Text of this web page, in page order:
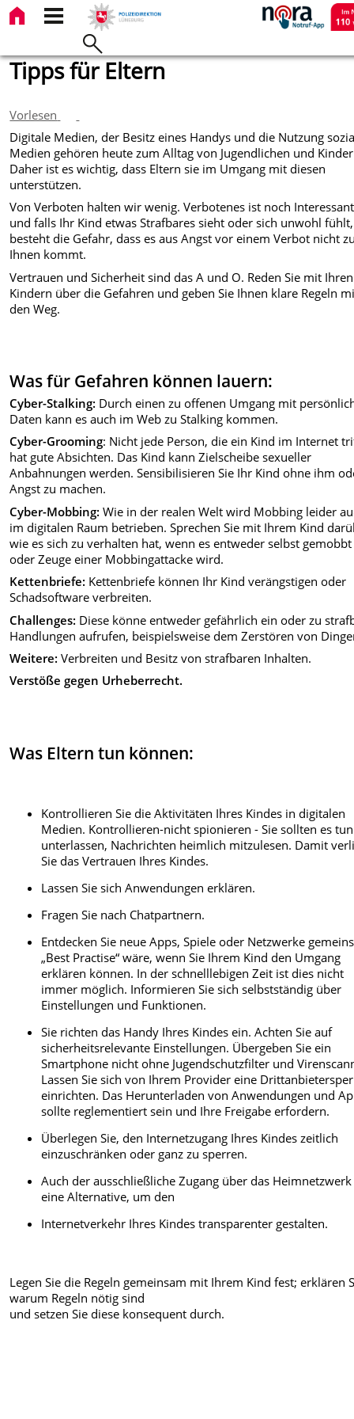
Tipps für Eltern
Vorlesen
Digitale Medien, der Besitz eines Handys und die Nutzung
Medien gehören heute zum Alltag von Jugendlichen und
Daher ist es wichtig, dass Eltern sie im Umgang mit diesen
unterstützen.
Von Verboten halten wir wenig. Verbotenes ist noch
und falls Ihr Kind etwas Strafbares sieht oder sich unwohl fühlt,
besteht die Gefahr, dass es aus Angst vor einem Verbot nicht
Ihnen kommt.
Vertrauen und Sicherheit sind das A und O. Reden Sie mit Ihren
Kindern über die Gefahren und geben Sie Ihnen klare Regeln
den Weg.
Was für Gefahren können lauern:
Cyber-Stalking: Durch einen zu offenen Umgang mit
Daten kann es auch im Web zu Stalking kommen.
Cyber-Grooming: Nicht jede Person, die ein Kind im Internet
hat gute Absichten. Das Kind kann Zielscheibe sexueller
Anbahnungen werden. Sensibilisieren Sie Ihr Kind ohne ihm
Angst zu machen.
Cyber-Mobbing: Wie in der realen Welt wird Mobbing leider
im digitalen Raum betrieben. Sprechen Sie mit Ihrem Kind
wie es sich zu verhalten hat, wenn es entweder selbst
oder Zeuge einer Mobbingattacke wird.
Kettenbriefe: Kettenbriefe können Ihr Kind verängstigen oder
Schadsoftware verbreiten.
Challenges: Diese könne entweder gefährlich ein oder zu
Handlungen aufrufen, beispielsweise dem Zerstören von
Weitere: Verbreiten und Besitz von strafbaren Inhalten.
Verstöße gegen Urheberrecht.
Was Eltern tun können:
Kontrollieren Sie die Aktivitäten Ihres Kindes in digitalen
Medien. Kontrollieren-nicht spionieren - Sie sollten es
unterlassen, Nachrichten heimlich mitzulesen. Damit
Sie das Vertrauen Ihres Kindes.
Lassen Sie sich Anwendungen erklären.
Fragen Sie nach Chatpartnern.
Entdecken Sie neue Apps, Spiele oder Netzwerke
„Best Practise“ wäre, wenn Sie Ihrem Kind den Umgang
erklären können. In der schnelllebigen Zeit ist dies nicht
immer möglich. Informieren Sie sich selbstständig über
Einstellungen und Funktionen.
Sie richten das Handy Ihres Kindes ein. Achten Sie auf
sicherheitsrelevante Einstellungen. Übergeben Sie ein
Smartphone nicht ohne Jugendschutzfilter und
Lassen Sie sich von Ihrem Provider eine
einrichten. Das Herunterladen von Anwendungen und
sollte reglementiert sein und Ihre Freigabe erfordern.
Überlegen Sie, den Internetzugang Ihres Kindes zeitlich
einzuschränken oder ganz zu sperren.
Auch der ausschließliche Zugang über das
eine Alternative, um den
Internetverkehr Ihres Kindes transparenter gestalten.
Legen Sie die Regeln gemeinsam mit Ihrem Kind fest; erklären
warum Regeln nötig sind
und setzen Sie diese konsequent durch.